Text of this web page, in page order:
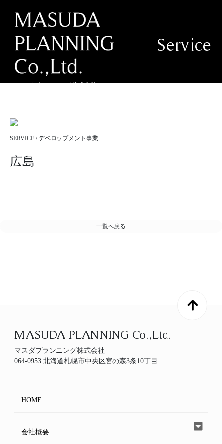
Service
SERVICE / デベロップメント事業
広島
一覧へ戻る
MASUDA PLANNING Co.,Ltd.
マスダプランニング株式会社
064-0953 北海道札幌市中央区宮の森3条10丁目
HOME
会社概要